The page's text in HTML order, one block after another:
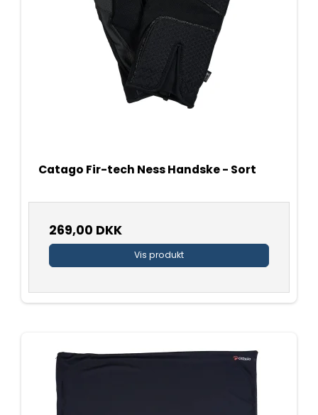
Catago Fir-tech Ness Handske - Sort
269,00 DKK
Vis produkt